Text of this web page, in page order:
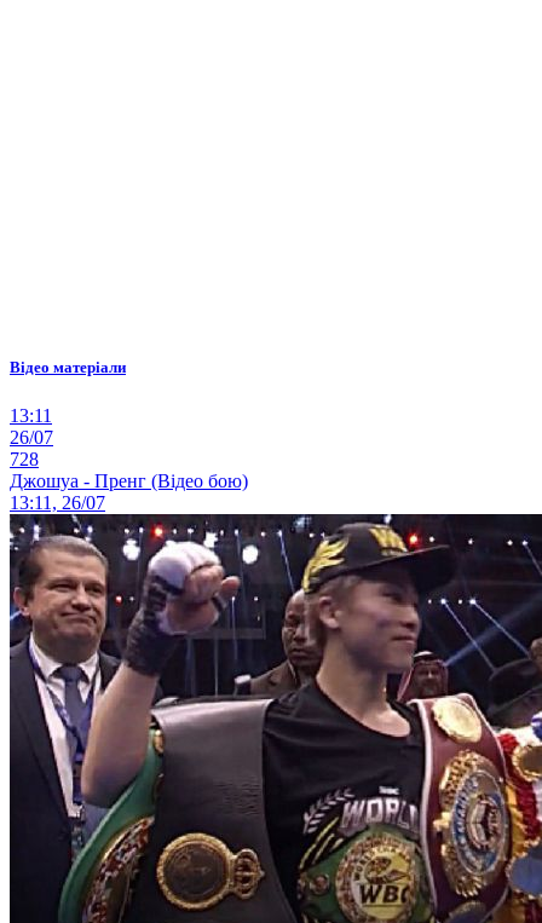
Відео матеріали
13:11
26/07
728
Джошуа - Пренг (Відео бою)
13:11, 26/07